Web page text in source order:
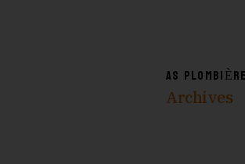
AS
Archives